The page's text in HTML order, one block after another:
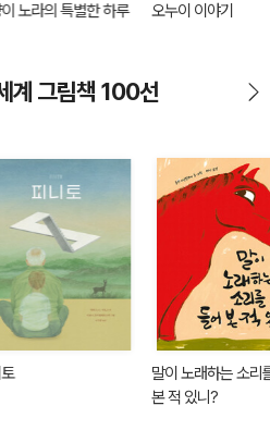
노라의 특별한 하루 오누이 이야기
그림책 100선
말이 노래하는 소리
본 적 있니?